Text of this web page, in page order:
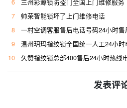
6
兰州彩鲸锁防盗门全国上门维修服务
7
帅荣智能锁坏了上门维修电话
8
一村空调客服售后电话号码24小时售
9
温州玥玛指纹锁全国统一人工24小时
10
久赞指纹锁总部400售后24小时热线
发表评